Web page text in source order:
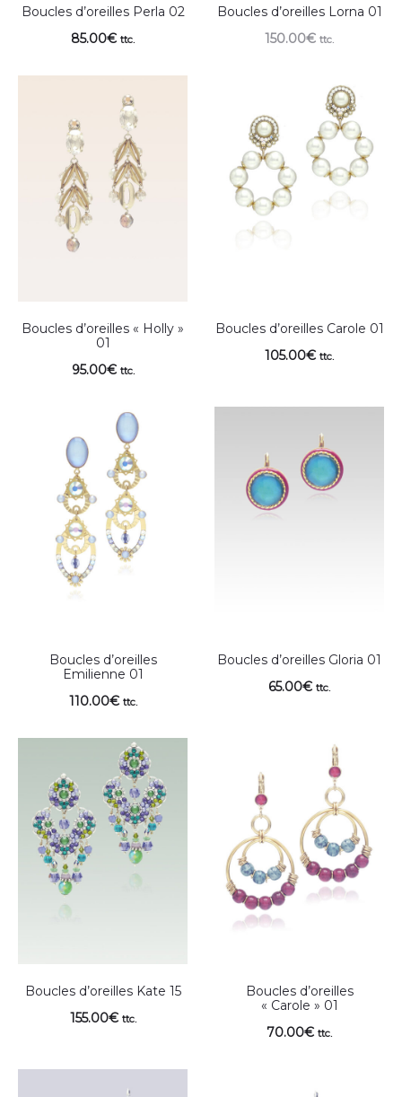
Boucles d’oreilles Perla 02
85.00€ ttc.
Boucles d’oreilles Lorna 01
150.00€ ttc.
Boucles d’oreilles « Holly »
01
95.00€ ttc.
Boucles d’oreilles Carole 01
105.00€ ttc.
Boucles d’oreilles
Emilienne 01
110.00€ ttc.
Boucles d’oreilles Gloria 01
65.00€ ttc.
Boucles d’oreilles Kate 15
155.00€ ttc.
Boucles d’oreilles
« Carole » 01
70.00€ ttc.